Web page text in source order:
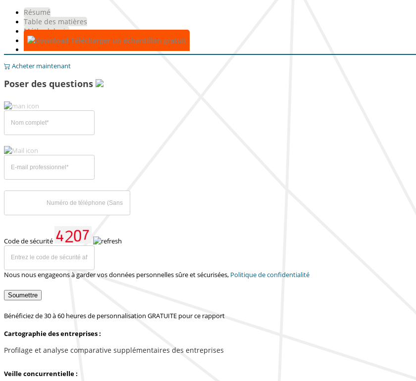
Résumé
Table des matières
Méthodologie
Télécharger un échantillon gratuit
Acheter maintenant
Poser des questions
Code de sécurité
Nous nous engageons à garder vos données personnelles sûre et sécurisées, Politique de confidentialité
Soumettre
Bénéficiez de 30 à 60 heures de personnalisation GRATUITE pour ce rapport
Cartographie des entreprises :
Profilage et analyse comparative supplémentaires des entreprises
Veille concurrentielle :